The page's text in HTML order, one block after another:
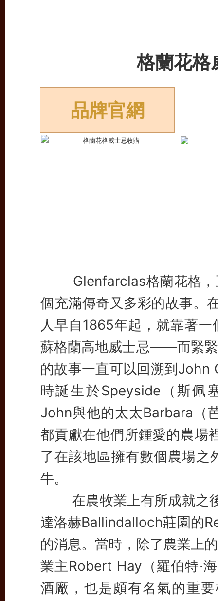
格蘭花格
品牌官網
Glenfarclas格蘭花格，
個充滿傳奇又多彩的故事。
人早自1865年起，就靠著
蘇格蘭高地威士忌——而緊
的故事一直可以回溯到John
時誕生於Speyside（斯佩
John與他的太太Barbara（
都貢獻在他們所鍾愛的農場
了在該地區擁有數個農場之
牛。
在農牧業上有所成就之
達洛赫Ballindalloch莊園的
的消息。當時，除了農業上
業主Robert Hay（羅伯特‧
酒廠，也是頗有名氣的重